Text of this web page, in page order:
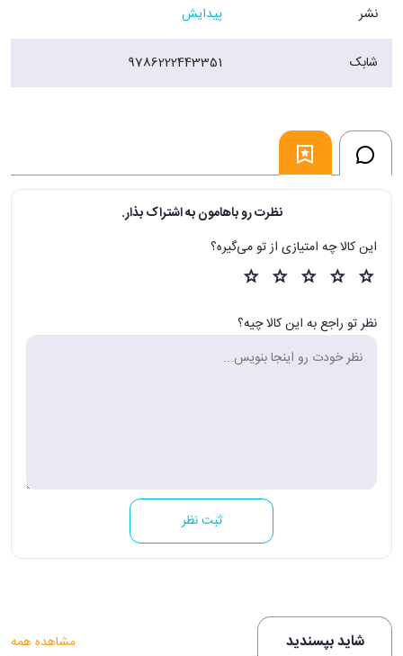
نشر پیدایش
شابک 9786222443351
نظرت رو باهامون به اشتراک بذار.
این کالا چه امتیازی از تو می‌گیره؟
نظر تو راجع به این کالا چیه؟
ثبت نظر
شاید بپسندید مشاهده همه